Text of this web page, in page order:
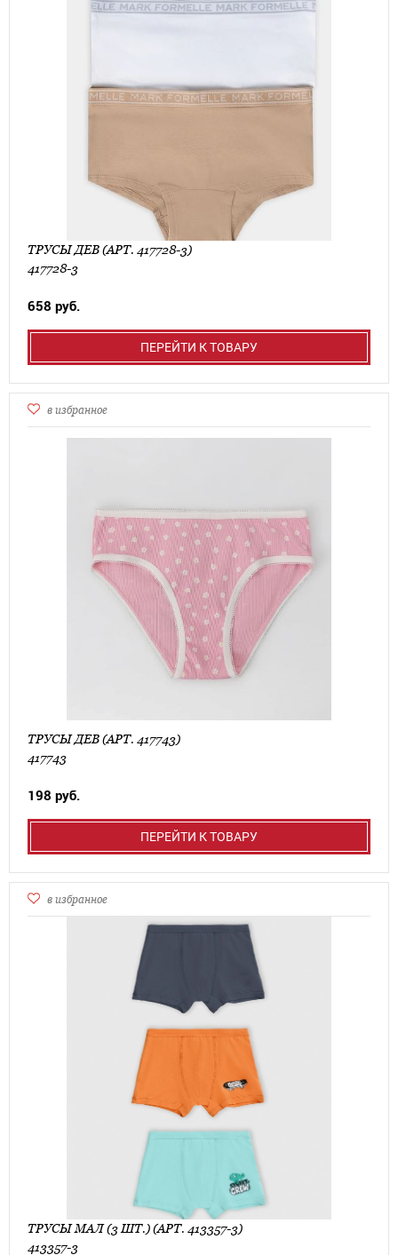
ТРУСЫ ДЕВ (АРТ. 417728-3)
417728-3
658 руб.
ПЕРЕЙТИ К ТОВАРУ
в избранное
ТРУСЫ ДЕВ (АРТ. 417743)
417743
198 руб.
ПЕРЕЙТИ К ТОВАРУ
в избранное
ТРУСЫ МАЛ (3 ШТ.) (АРТ. 413357-3)
413357-3